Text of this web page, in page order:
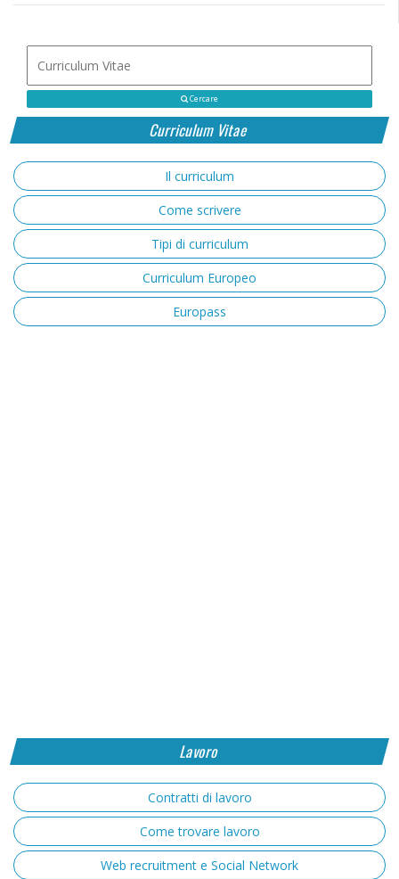
Cercare
Curriculum Vitae
Il curriculum
Come scrivere
Tipi di curriculum
Curriculum Europeo
Europass
Lavoro
Contratti di lavoro
Come trovare lavoro
Web recruitment e Social Network